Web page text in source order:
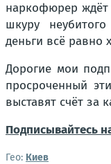
наркофюрер
шкуру
деньги всё равно
Дорогие мои
просроченный
выставят счёт за
Подписывайтесь
Гео: Киев